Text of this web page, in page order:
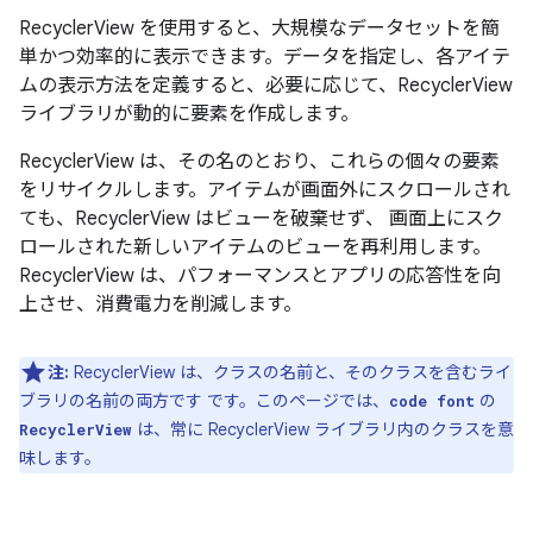
RecyclerView を使用すると、大規模なデータセットを簡
単かつ効率的に表示できます。データを指定し、各アイテ
ムの表示方法を定義すると、必要に応じて、RecyclerView
ライブラリが動的に要素を作成します。
RecyclerView は、その名のとおり、これらの個々の要素
をリサイクルします。アイテムが画面外にスクロールされ
ても、RecyclerView はビューを破棄せず、 画面上にスク
ロールされた新しいアイテムのビューを再利用します。
RecyclerView は、パフォーマンスとアプリの応答性を向
上させ、消費電力を削減します。
注: RecyclerView は、クラスの名前と、そのクラスを含むライ
ブラリの名前の両方です です。このページでは、
code font の
RecyclerView は、常に RecyclerView ライブラリ内のクラスを意
味します。